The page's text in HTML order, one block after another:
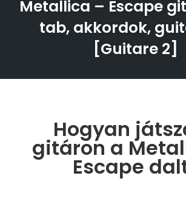
Metallica – Escape
tab, akkordok,
[Guitare 2]
Hogyan
gitáron a
Escape